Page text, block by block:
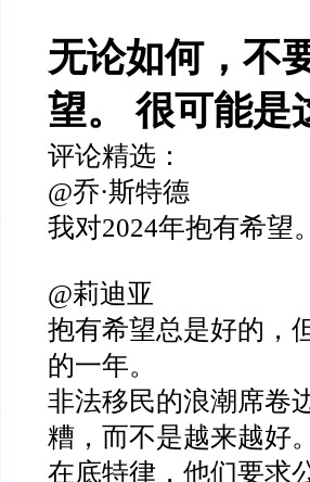
无论如何，不
望。 很可能是
评论精选：
@乔·斯特德
我对2024年抱有希望
@莉迪亚
抱有希望总是好的，
的一年。
非法移民的浪潮席卷
糟，而不是越来越好
在底特律，他们要求